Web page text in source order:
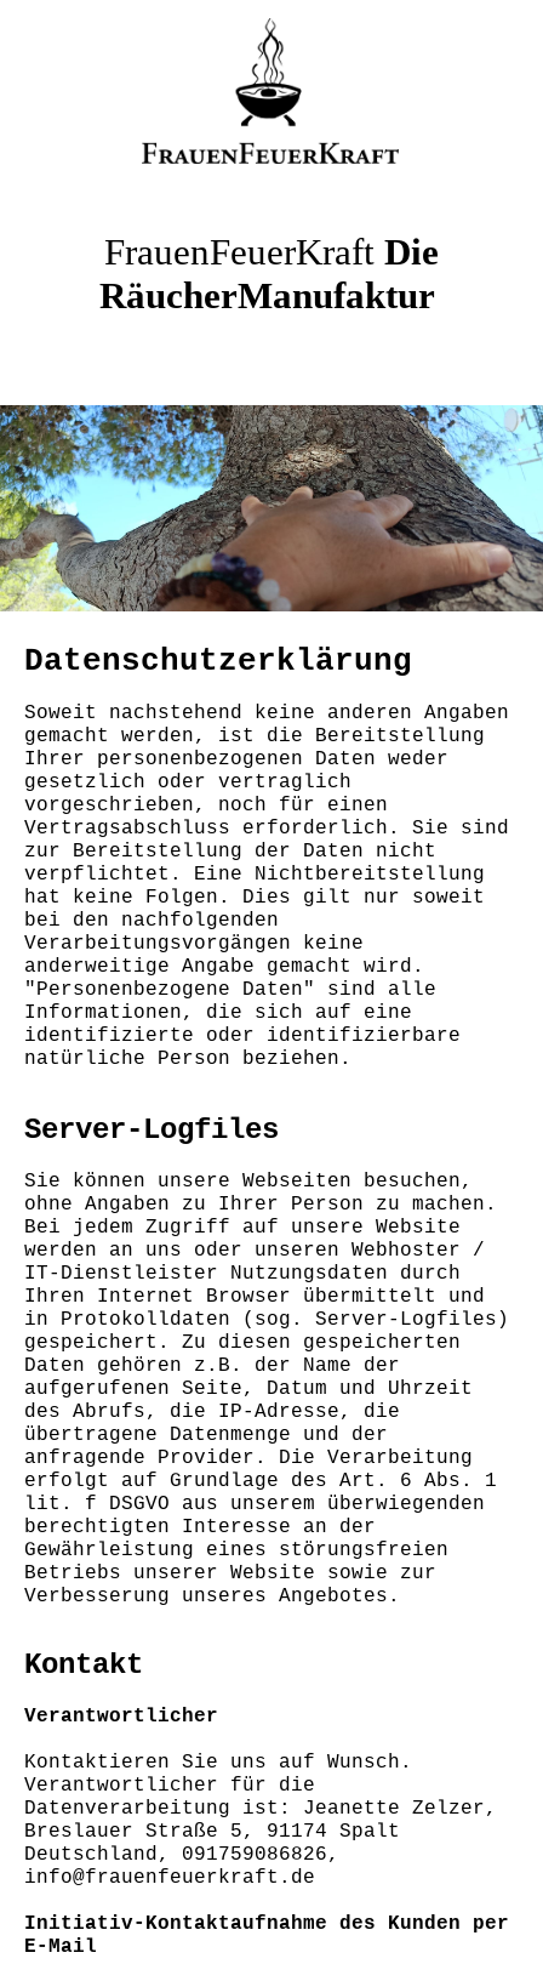
FrauenFeuerKraft Die
RäucherManufaktur
Datenschutzerklärung
Soweit nachstehend keine anderen Angaben
gemacht werden, ist die Bereitstellung
Ihrer personenbezogenen Daten weder
gesetzlich oder vertraglich
vorgeschrieben, noch für einen
Vertragsabschluss erforderlich. Sie sind
zur Bereitstellung der Daten nicht
verpflichtet. Eine Nichtbereitstellung
hat keine Folgen. Dies gilt nur soweit
bei den nachfolgenden
Verarbeitungsvorgängen keine
anderweitige Angabe gemacht wird.
"Personenbezogene Daten" sind alle
Informationen, die sich auf eine
identifizierte oder identifizierbare
natürliche Person beziehen.
Server-Logfiles
Sie können unsere Webseiten besuchen,
ohne Angaben zu Ihrer Person zu machen.
Bei jedem Zugriff auf unsere Website
werden an uns oder unseren Webhoster /
IT-Dienstleister Nutzungsdaten durch
Ihren Internet Browser übermittelt und
in Protokolldaten (sog. Server-Logfiles)
gespeichert. Zu diesen gespeicherten
Daten gehören z.B. der Name der
aufgerufenen Seite, Datum und Uhrzeit
des Abrufs, die IP-Adresse, die
übertragene Datenmenge und der
anfragende Provider. Die Verarbeitung
erfolgt auf Grundlage des Art. 6 Abs. 1
lit. f DSGVO aus unserem überwiegenden
berechtigten Interesse an der
Gewährleistung eines störungsfreien
Betriebs unserer Website sowie zur
Verbesserung unseres Angebotes.
Kontakt
Verantwortlicher
Kontaktieren Sie uns auf Wunsch.
Verantwortlicher für die
Datenverarbeitung ist: Jeanette Zelzer,
Breslauer Straße 5, 91174 Spalt
Deutschland, 091759086826,
info@frauenfeuerkraft.de
Initiativ-Kontaktaufnahme des Kunden per
E-Mail